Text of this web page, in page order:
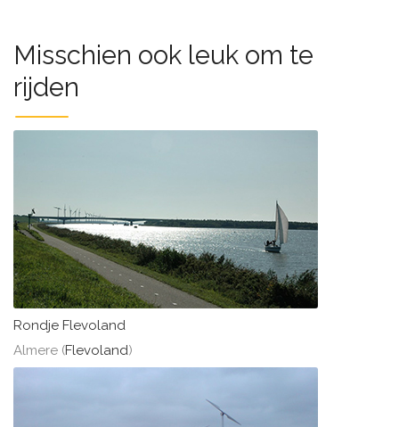
Misschien ook leuk om te
rijden
Rondje Flevoland
Almere (Flevoland)